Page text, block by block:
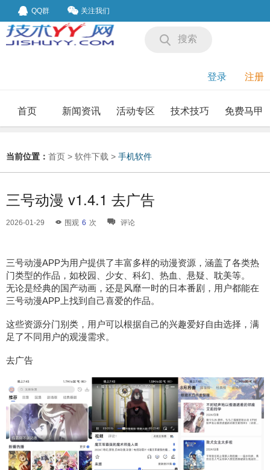
QQ群 关注我们
搜索
登录 注册
首页 新闻资讯 活动专区 技术技巧 免费马甲
当前位置： 首页 > 软件下载 > 手机软件
三号动漫 v1.4.1 去广告
2026-01-29 围观 6 次 评论
三号动漫APP为用户提供了丰富多样的动漫资源，涵盖了各类热
门类型的作品，如校园、少女、科幻、热血、悬疑、耽美等。
无论是经典的国产动画，还是风靡一时的日本番剧，用户都能在
三号动漫APP上找到自己喜爱的作品。
这些资源分门别类，用户可以根据自己的兴趣爱好自由选择，满
足了不同用户的观漫需求。
去广告